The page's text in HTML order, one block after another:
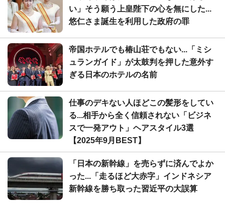
い」そう願う上皇陛下の心を無にした...
悠仁さま誕生を利用した政府の罪
帝国ホテルでも椿山荘でもない...「ミシ
ュランガイド」が太鼓判を押した意外す
ぎる日本のホテルの名前
仕事のデキない人ほどこの髪形をしてい
る...相手から全く信頼されない「ビジネ
スで一発アウト」ヘアスタイル3選
【2025年9月BEST】
「日本の新幹線」を売らずに済んでよか
った...「走るほど大赤字」インドネシア
新幹線を勝ち取った習近平の大誤算